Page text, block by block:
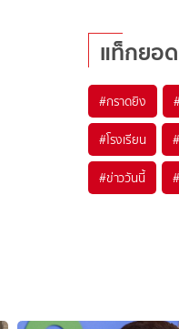
แท็กยอ
#กราดยิง
#โรงเรียน #
#ข่าววันนี้ #